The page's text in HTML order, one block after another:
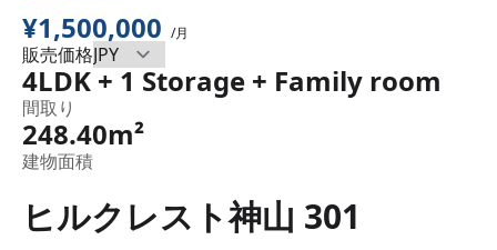
¥1,500,000 /月
販売価格
4LDK + 1 Storage + Family room
間取り
248.40m²
建物面積
ヒルクレスト神山 301